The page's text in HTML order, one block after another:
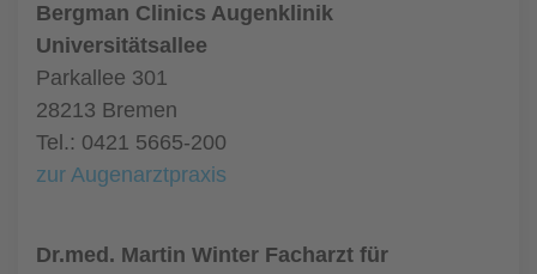
Bergman Clinics Augenklinik
Universitätsallee
Parkallee 301
28213 Bremen
Tel.: 0421 5665-200
zur Augenarztpraxis
Dr.med. Martin Winter Facharzt für